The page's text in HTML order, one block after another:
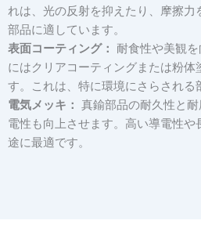
れは、光の反射を抑えたり、摩擦力
部品に適しています。
表面コーティング：
耐食性や美観
にはクリアコーティングまたは粉体
す。これは、特に環境にさらされる
電気メッキ： 真鍮部品の耐久性と
電性も向上させます。高い導電性や
途に最適です。